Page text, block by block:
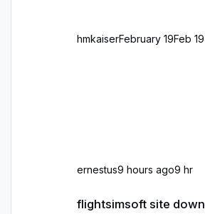
hmkaiserFebruary 19Feb 19
ernestus9 hours ago9 hr
flightsimsoft site down